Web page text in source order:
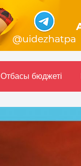
Отбасы бюджетi